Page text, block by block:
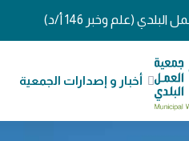
(علم وخبر 146 أ/د)
أخبار و إصدارات الجمعية